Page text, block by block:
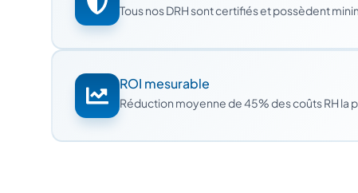
Tous nos DRH sont certifiés et possèdent
ROI mesurable
Réduction moyenne de 45% des coûts RH la